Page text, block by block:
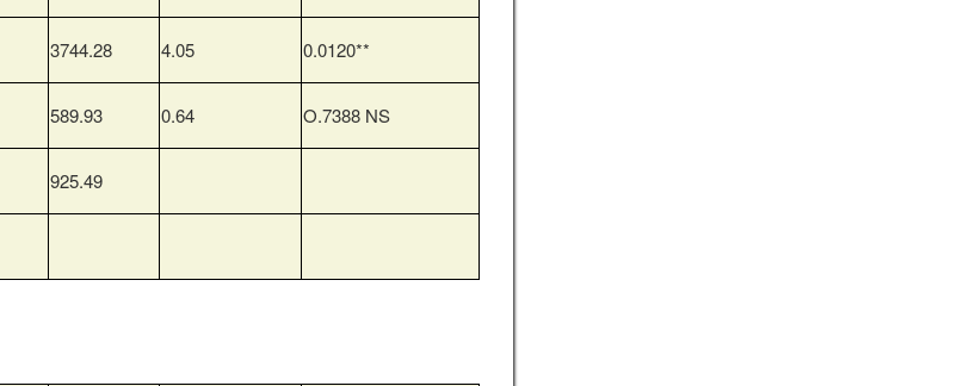
3744.28 4.05 0.0120**
589.93 0.64 O.7388 NS
925.49